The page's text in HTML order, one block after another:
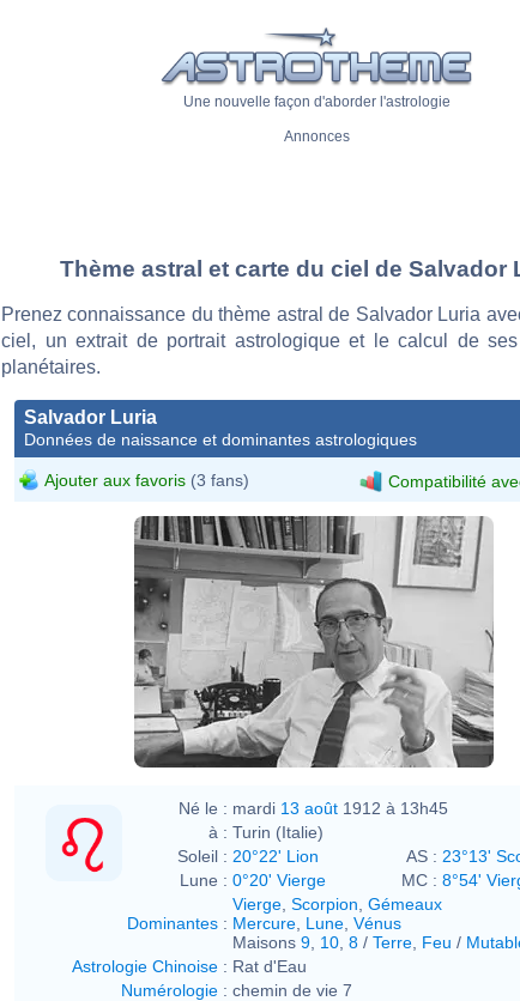
Une nouvelle façon d'aborder l'astrologie
Annonces
Thème astral et carte du ciel de Salvador
Prenez connaissance du thème astral de Salvador Luria
ciel, un extrait de portrait astrologique et le calcul de
planétaires.
Salvador Luria
Données de naissance et dominantes astrologiques
Ajouter aux favoris (3 fans) Compatibilité
Né le : mardi 13 août 1912 à 13h45
à : Turin (Italie)
Soleil : 20°22' Lion AS : 23°13'
Lune : 0°20' Vierge MC : 8°54'
Dominantes :
Vierge Scorpion Gémeaux
Mercure Lune Vénus
Maisons 9 10 8 / Terre Feu /
Astrologie Chinoise : Rat d'Eau
Numérologie : chemin de vie 7